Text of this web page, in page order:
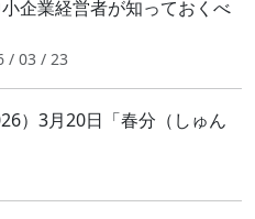
企業経営者が知っておくべ
/ 03 / 23
）3月20日「春分（しゅん